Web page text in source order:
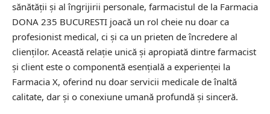
sănătății și al îngrijirii personale, farmacistul de la Farmacia
DONA 235 BUCURESTI joacă un rol cheie nu doar ca
profesionist medical, ci și ca un prieten de încredere al
clienților. Această relație unică și apropiată dintre farmacist
și client este o componentă esențială a experienței la
Farmacia X, oferind nu doar servicii medicale de înaltă
calitate, dar și o conexiune umană profundă și sinceră.